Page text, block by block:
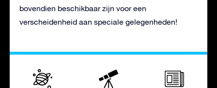
bovendien beschikbaar zijn voor een
verscheidenheid aan speciale gelegenheden!